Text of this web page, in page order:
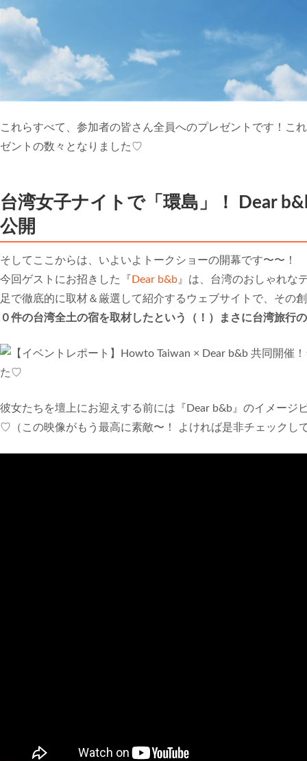
これらすべて、参加者の皆さん全員へのプレゼントです！こ
ゼントの数々となりました♡
台湾女子ナイトで「環島」！ Dear
公開
そしてここからは、いよいよトークショーの開幕です〜〜！
今回ゲストにお招きした『 Dear b&b 』は、台湾のおしゃれな
足で徹底的に取材＆厳選して紹介するウェブサイトで、その
０件の台湾全土の宿を取材したという（！）まさに台湾旅行
彼女たちを壇上にお迎えする前には『Dear b&b』のイメージ
♡（この映像がもう最高に素敵〜！ よければ是非チェックし